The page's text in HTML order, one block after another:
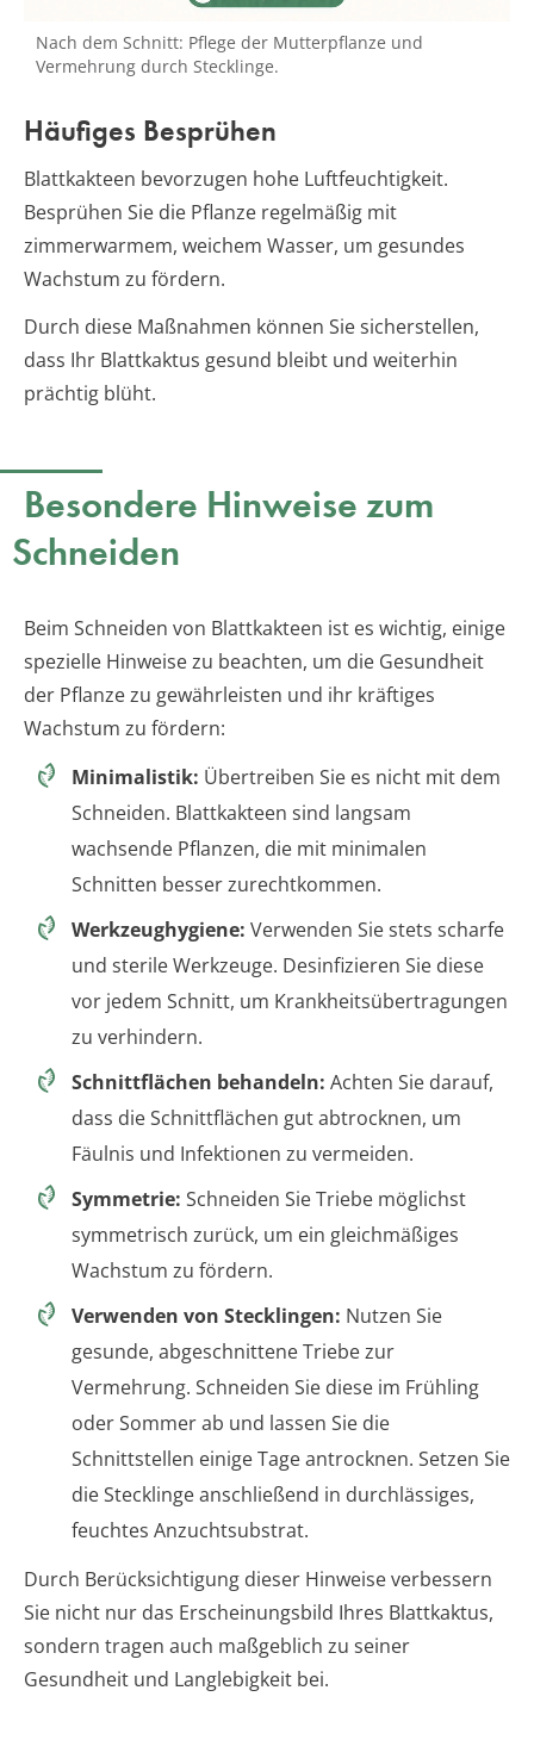
Nach dem Schnitt: Pflege der Mutterpflanze und
Vermehrung durch Stecklinge.
Häufiges Besprühen
Blattkakteen bevorzugen hohe Luftfeuchtigkeit.
Besprühen Sie die Pflanze regelmäßig mit
zimmerwarmem, weichem Wasser, um gesundes
Wachstum zu fördern.
Durch diese Maßnahmen können Sie sicherstellen,
dass Ihr Blattkaktus gesund bleibt und weiterhin
prächtig blüht.
Besondere Hinweise zum
Schneiden
Beim Schneiden von Blattkakteen ist es wichtig, einige
spezielle Hinweise zu beachten, um die Gesundheit
der Pflanze zu gewährleisten und ihr kräftiges
Wachstum zu fördern:
Minimalistik: Übertreiben Sie es nicht mit dem
Schneiden. Blattkakteen sind langsam
wachsende Pflanzen, die mit minimalen
Schnitten besser zurechtkommen.
Werkzeughygiene: Verwenden Sie stets scharfe
und sterile Werkzeuge. Desinfizieren Sie diese
vor jedem Schnitt, um Krankheitsübertragungen
zu verhindern.
Schnittflächen behandeln: Achten Sie darauf,
dass die Schnittflächen gut abtrocknen, um
Fäulnis und Infektionen zu vermeiden.
Symmetrie: Schneiden Sie Triebe möglichst
symmetrisch zurück, um ein gleichmäßiges
Wachstum zu fördern.
Verwenden von Stecklingen: Nutzen Sie
gesunde, abgeschnittene Triebe zur
Vermehrung. Schneiden Sie diese im Frühling
oder Sommer ab und lassen Sie die
Schnittstellen einige Tage antrocknen. Setzen Sie
die Stecklinge anschließend in durchlässiges,
feuchtes Anzuchtsubstrat.
Durch Berücksichtigung dieser Hinweise verbessern
Sie nicht nur das Erscheinungsbild Ihres Blattkaktus,
sondern tragen auch maßgeblich zu seiner
Gesundheit und Langlebigkeit bei.